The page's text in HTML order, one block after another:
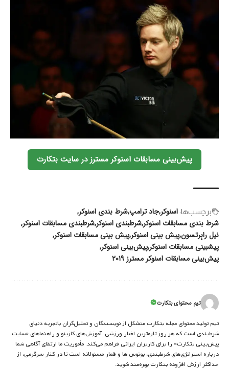
پیش‌بینی مسابقات اسنوکر مسترز در سایت بتکارت
برچسب‌‌ها: اسنوکرجاد ترامپشرط بندی اسنوکر
شرط بندی مسابقات اسنوکرشرطبندی اسنوکرشرطبندی مسابقات اسنوکر
نیل رابِرتسونپیش بینی اسنوکرپیش بینی مسابقات اسنوکر
پیشبینی مسابقات اسنوکرپیش‌بینی اسنوکر
پیش‌بینی مسابقات اسنوکر مسترز ۲۰۱۹
تیم محتوای بتکارت
تیم تولید محتوای مجله بتکارت متشکل از نویسندگان و تحلیل‌گران باتجربه دنیای
شرط‌بندی است که هر روز تازه‌ترین اخبار ورزشی، آموزش‌های کازینو و راهنماهای «سایت
پیش‌بینی بتکارت» را برای کاربران ایرانی فراهم می‌کند. مأموریت ما ارتقای آگاهی شما
درباره استراتژی‌های شرطبندی، بونوس ها و قمار مسئولانه است تا در کنار سرگرمی، از
حداکثر ارزش افزوده بتکارت بهره‌مند شوید.